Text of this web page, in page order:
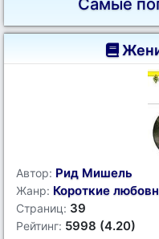
Самые
Автор: Рид Мишель
Жанр: Короткие
Страниц: 39
Рейтинг: 5998 (4.20)